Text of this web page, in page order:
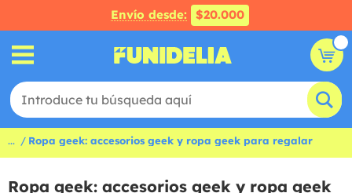
Envío desde: $20.000
... Ropa geek: accesorios geek y ropa geek para regalar
Ropa geek: accesorios geek y ropa geek